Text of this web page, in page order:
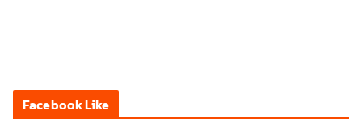
Facebook Like